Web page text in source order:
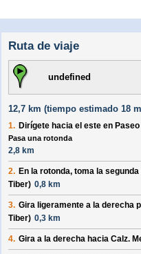
Ruta de viaje
undefined
12,7 km (tiempo estimado 18
1. Dirígete hacia el este en
Pasa una rotonda
2,8 km
2. En la rotonda, toma la segunda
Tiber) 0,8 km
3. Gira ligeramente a la derecha
Tiber) 0,3 km
4. Gira a la derecha hacia Calz.